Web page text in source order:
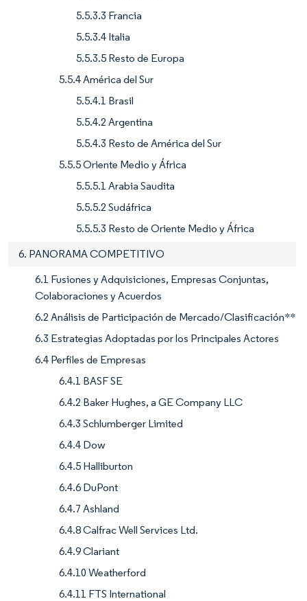
5.5.3.3 Francia
5.5.3.4 Italia
5.5.3.5 Resto de Europa
5.5.4 América del Sur
5.5.4.1 Brasil
5.5.4.2 Argentina
5.5.4.3 Resto de América del Sur
5.5.5 Oriente Medio y África
5.5.5.1 Arabia Saudita
5.5.5.2 Sudáfrica
5.5.5.3 Resto de Oriente Medio y África
6. PANORAMA COMPETITIVO
6.1 Fusiones y Adquisiciones, Empresas Conjuntas,
Colaboraciones y Acuerdos
6.2 Análisis de Participación de Mercado/Clasificación**
6.3 Estrategias Adoptadas por los Principales Actores
6.4 Perfiles de Empresas
6.4.1 BASF SE
6.4.2 Baker Hughes, a GE Company LLC
6.4.3 Schlumberger Limited
6.4.4 Dow
6.4.5 Halliburton
6.4.6 DuPont
6.4.7 Ashland
6.4.8 Calfrac Well Services Ltd.
6.4.9 Clariant
6.4.10 Weatherford
6.4.11 FTS International